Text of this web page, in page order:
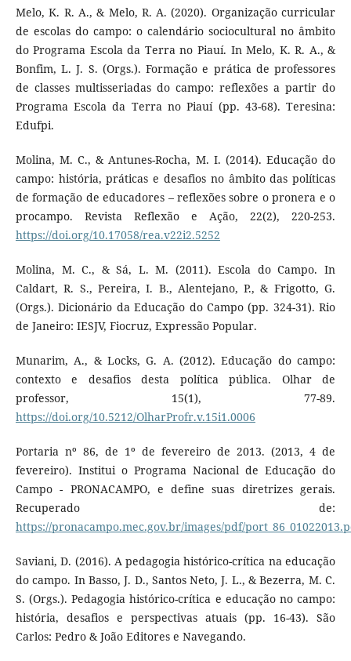
Melo, K. R. A., & Melo, R. A. (2020). Organização curricular
de escolas do campo: o calendário sociocultural no âmbito
do Programa Escola da Terra no Piauí. In Melo, K. R. A., &
Bonfim, L. J. S. (Orgs.). Formação e prática de professores
de classes multisseriadas do campo: reflexões a partir do
Programa Escola da Terra no Piauí (pp. 43-68). Teresina:
Edufpi.
Molina, M. C., & Antunes-Rocha, M. I. (2014). Educação do
campo: história, práticas e desafios no âmbito das políticas
de formação de educadores – reflexões sobre o pronera e o
procampo. Revista Reflexão e Ação, 22(2), 220-253.
https://doi.org/10.17058/rea.v22i2.5252
Molina, M. C., & Sá, L. M. (2011). Escola do Campo. In
Caldart, R. S., Pereira, I. B., Alentejano, P., & Frigotto, G.
(Orgs.). Dicionário da Educação do Campo (pp. 324-31). Rio
de Janeiro: IESJV, Fiocruz, Expressão Popular.
Munarim, A., & Locks, G. A. (2012). Educação do campo:
contexto e desafios desta política pública. Olhar de
professor, 15(1), 77-89.
https://doi.org/10.5212/OlharProfr.v.15i1.0006
Portaria nº 86, de 1º de fevereiro de 2013. (2013, 4 de
fevereiro). Institui o Programa Nacional de Educação do
Campo - PRONACAMPO, e define suas diretrizes gerais.
Recuperado de:
https://pronacampo.mec.gov.br/images/pdf/
Saviani, D. (2016). A pedagogia histórico-crítica na educação
do campo. In Basso, J. D., Santos Neto, J. L., & Bezerra, M. C.
S. (Orgs.). Pedagogia histórico-crítica e educação no campo:
história, desafios e perspectivas atuais (pp. 16-43). São
Carlos: Pedro & João Editores e Navegando.